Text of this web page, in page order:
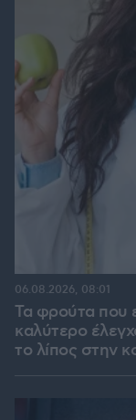
Τα φρούτα που
καλύτερο
το λίπος στην
06.08.2026, 08:01